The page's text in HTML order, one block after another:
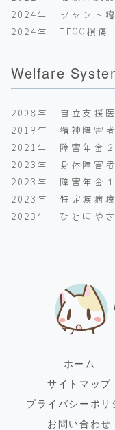
2024年 シャント瘤
2024年 TFCC損傷
Welfare
2008年 自立支援
2019年 精神障害
2021年 障害年金２
2023年 身体障害
2023年 障害年金１
2023年 特定疾病療
2023年 ひとにや
ホーム
サイトマップ
プライバシーポリ
お問い合わせ